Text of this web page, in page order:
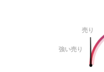
売り
強い売り